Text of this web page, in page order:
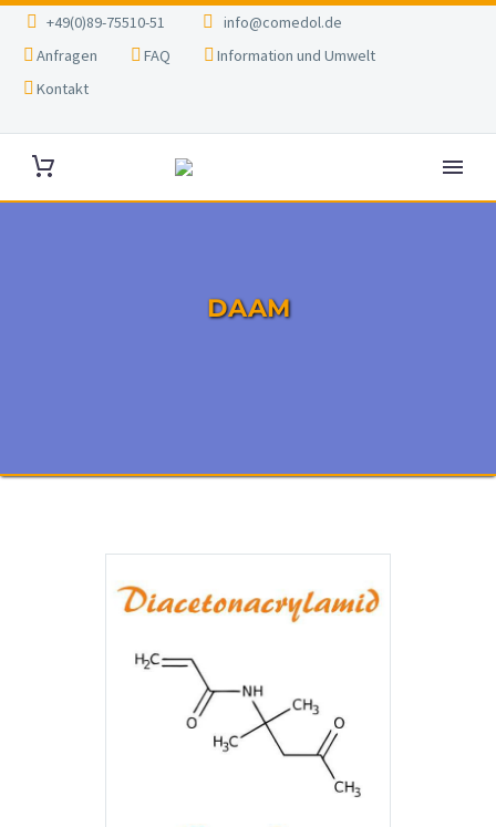
+49(0)89-75510-51
info@comedol.de
Anfragen
FAQ
Information und Umwelt
Kontakt
DAAM
DAAM